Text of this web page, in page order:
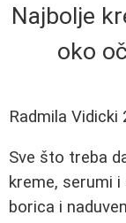
Najbolje
oko
Radmila Vidicki
Sve što treba
kreme, serumi
borica i